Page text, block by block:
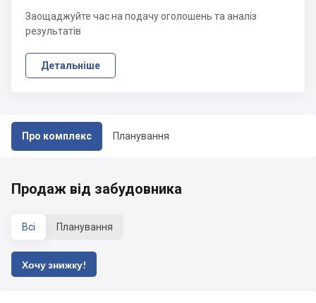
Про комплекс Планування
Заощаджуйте час на подачу оголошень та аналіз
результатів
Детальніше
Продаж від забудовника
Всі Планування
Хочу знижку!